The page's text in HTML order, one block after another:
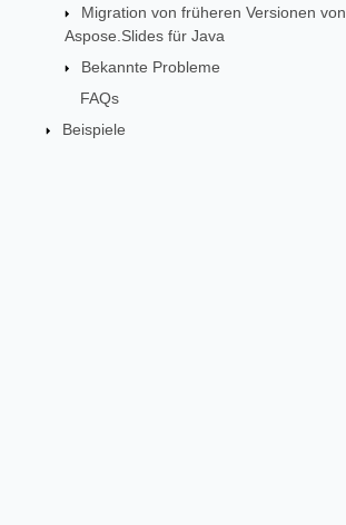
Migration von früheren Versionen von
Aspose.Slides für Java
Bekannte Probleme
FAQs
Beispiele